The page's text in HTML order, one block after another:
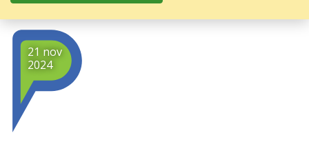
21 nov
2024